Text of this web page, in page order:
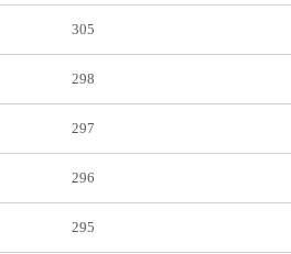
305
298
297
296
295